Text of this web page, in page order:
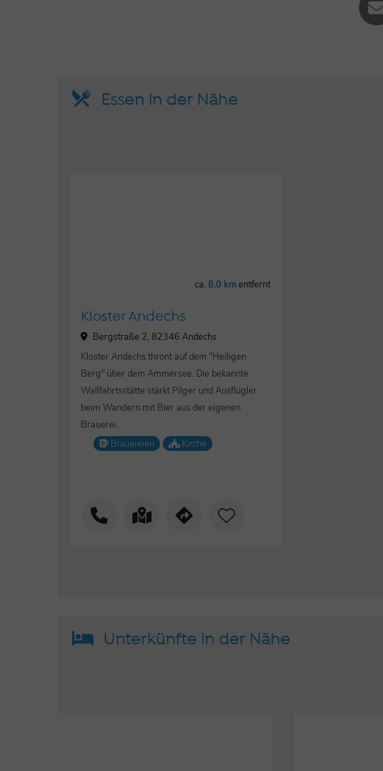
Essen in der Nähe
ca.8,0 kmentfernt
Kloster Andechs
Bergstraße 2, 82346 Andechs
Kloster Andechs thront auf dem "Heiligen
Berg" über dem Ammersee. Die bekannte
Wallfahrtsstätte stärkt Pilger und Ausflügler
beim Wandern mit Bier aus der eigenen
Brauerei.
Brauereien
Kirche
Unterkünfte in der Nähe